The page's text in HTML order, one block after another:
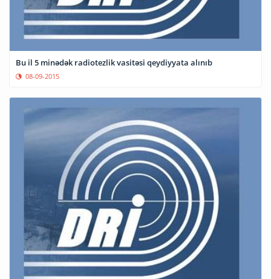
Bu il 5 minədək radiotezlik vasitəsi qeydiyyata alınıb
08-09-2015